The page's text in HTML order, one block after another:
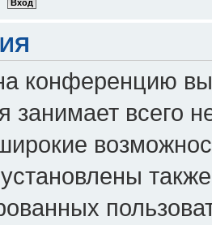
конференцию
занимает всего